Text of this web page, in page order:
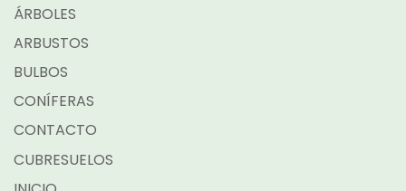
ÁRBOLES
ARBUSTOS
BULBOS
CONÍFERAS
CONTACTO
CUBRESUELOS